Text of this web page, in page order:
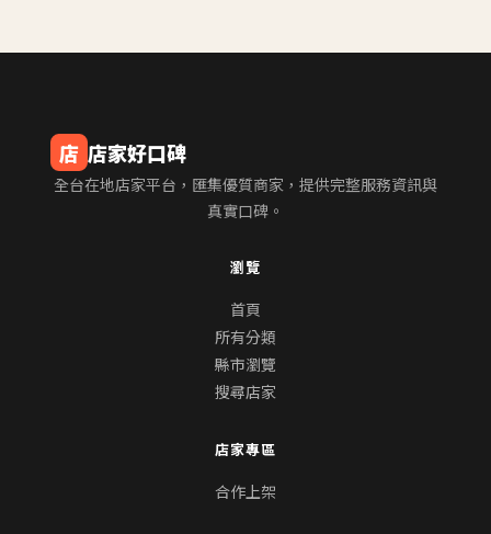
店 店家好口碑
全台在地店家平台，匯集優質商家，提供完整服務資訊與
真實口碑。
瀏覽
首頁
所有分類
縣市瀏覽
搜尋店家
店家專區
合作上架